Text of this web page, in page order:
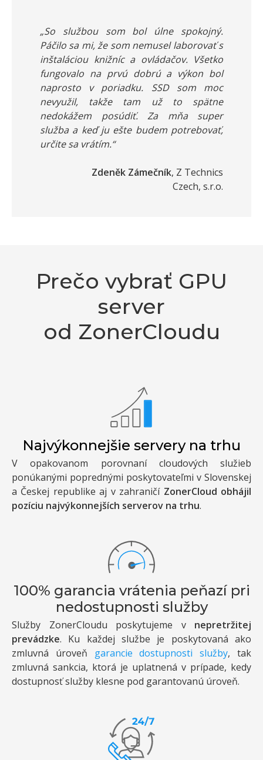
„So službou som bol úlne spokojný.
Páčilo sa mi, že som nemusel laborovať s
inštaláciou knižníc a ovládačov. Všetko
fungovalo na prvú dobrú a výkon bol
naprosto v poriadku. SSD som moc
nevyužil, takže tam už to spätne
nedokážem posúdiť. Za mňa super
služba a keď ju ešte budem potrebovať,
určite sa vrátím.“
Zdeněk Zámečník, Z Technics
Czech, s.r.o.
Prečo vybrať GPU
server
od ZonerCloudu
Najvýkonnejšie servery na trhu
V opakovanom porovnaní cloudových služieb
ponúkanými poprednými poskytovateľmi v Slovenskej
a Českej republike aj v zahraničí ZonerCloud obhájil
pozíciu najvýkonnejších serverov na trhu.
100% garancia vrátenia peňazí pri
nedostupnosti služby
Služby ZonerCloudu poskytujeme v nepretržitej
prevádzke. Ku každej službe je poskytovaná ako
zmluvná úroveň garancie dostupnosti služby, tak
zmluvná sankcia, ktorá je uplatnená v prípade, kedy
dostupnosť služby klesne pod garantovanú úroveň.